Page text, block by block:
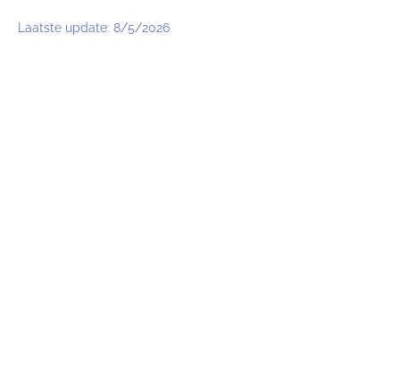
naarLaatste update: 8/5/2026